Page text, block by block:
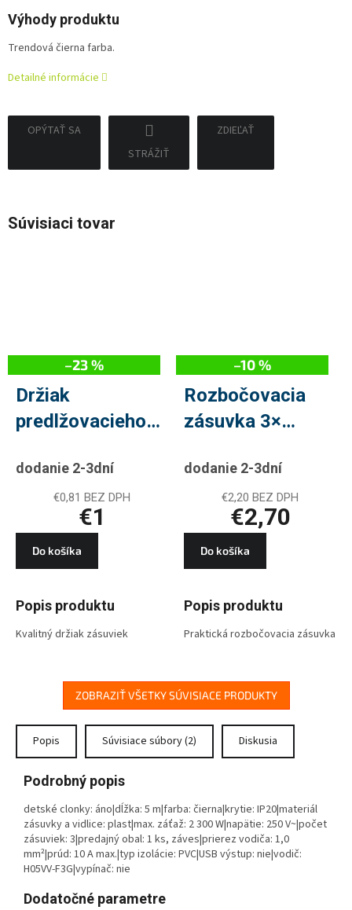
Výhody produktu
Trendová čierna farba.
Detailné informácie
OPÝTAŤ SA
STRÁŽIŤ
ZDIEĽAŤ
Súvisiaci tovar
–23 %
Držiak
predlžovacieho
zásuvky
dodanie 2-3dní
€0,81 BEZ DPH
€1
Do košíka
Popis produktu
Kvalitný držiak zásuviek
pevný povrch (stena, stôl).
Môžete tak mať predlžovací
prívod stále tam, kde
potrebujete.
–10 %
Rozbočovacia
zásuvka 3×
dodanie 2-3dní
€2,20 BEZ DPH
€2,70
Do košíka
Popis produktu
Praktická rozbočovacia zásuvka
napájaciu sieť 230 V~ a ľahko
zapojíte viac spotrebičov podľa
daného počtu zásuviek.
Praktická rozbočovacia zásuvka
v čiernom prevedení. Pomocou
tejto zásuvky rozbočíte
Výhody produktu
Trendová čierna farba
ZOBRAZIŤ VŠETKY SÚVISIACE PRODUKTY
Popis Súvisiace súbory (2) Diskusia
Podrobný popis
detské clonky: áno|dĺžka: 5 m|farba: čierna|krytie: IP20|materiál
zásuvky a vidlice: plast|max. záťaž: 2 300 W|napätie: 250 V~|počet
zásuviek: 3|predajný obal: 1 ks, záves|prierez vodiča: 1,0
mm²|prúd: 10 A max.|typ izolácie: PVC|USB výstup: nie|vodič:
H05VV-F3G|vypínač: nie
Dodatočné parametre